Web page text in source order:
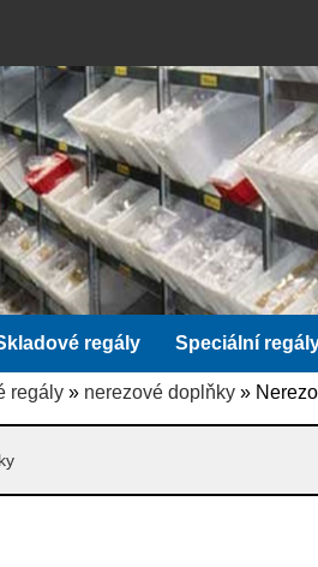
regály Speciální
regály » nerezové doplňky »